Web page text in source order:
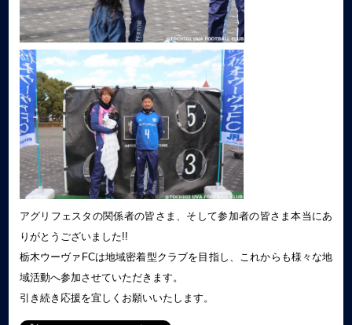
アグリフェスタの関係者の皆さま、そして参加者の皆さま本当にあ
りがとうございました!!
栃木ウーヴァFCは地域密着型クラブを目指し、これからも様々な地
域活動へ参加させていただきます。
引き続き応援を宜しくお願いいたします。